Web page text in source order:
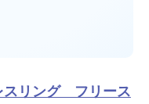
スリング フリース